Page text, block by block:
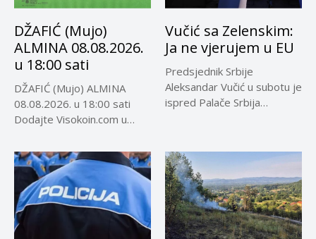
DŽAFIĆ (Mujo)
ALMINA 08.08.2026.
u 18:00 sati
DŽAFIĆ (Mujo) ALMINA
08.08.2026. u 18:00 sati
Dodajte Visokoin.com u
Vučić sa Zelenskim:
Ja ne vjerujem u EU
Predsjednik Srbije
Aleksandar Vučić u subotu je
ispred Palače Srbija